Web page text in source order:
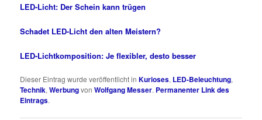
LED-Licht: Der Schein kann trügen
Schadet LED-Licht den alten Meistern?
LED-Lichtkomposition: Je flexibler, desto besser
Dieser Eintrag wurde veröffentlicht inKurioses, LED-Beleuchtung,
Technik,WerbungvonWolfgang Messer. Permanenter Link des
Eintrags.